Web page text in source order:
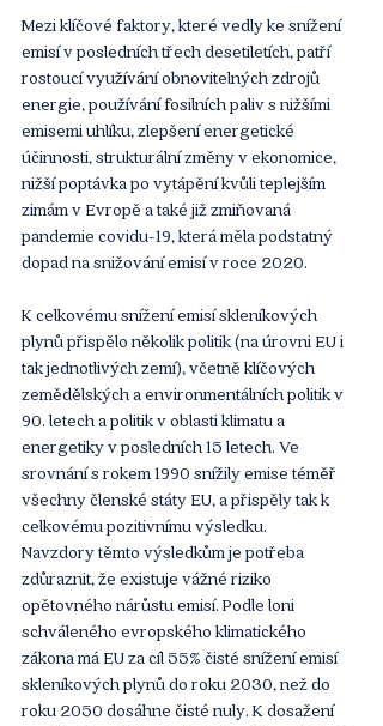
Mezi klíčové faktory, které vedly ke snížení
emisí v posledních třech desetiletích, patří
rostoucí využívání obnovitelných zdrojů
energie, používání fosilních paliv s nižšími
emisemi uhlíku, zlepšení energetické
účinnosti, strukturální změny v ekonomice,
nižší poptávka po vytápění kvůli teplejším
zimám v Evropě a také již zmiňovaná
pandemie covidu-19, která měla podstatný
dopad na snižování emisí v roce 2020.
K celkovému snížení emisí skleníkových
plynů přispělo několik politik (na úrovni EU i
tak jednotlivých zemí), včetně klíčových
zemědělských a environmentálních politik v
90. letech a politik v oblasti klimatu a
energetiky v posledních 15 letech. Ve
srovnání s rokem 1990 snížily emise téměř
všechny členské státy EU, a přispěly tak k
celkovému pozitivnímu výsledku.
Navzdory těmto výsledkům je potřeba
zdůraznit, že existuje vážné riziko
opětovného nárůstu emisí. Podle loni
schváleného evropského klimatického
zákona má EU za cíl 55% čisté snížení emisí
skleníkových plynů do roku 2030, než do
roku 2050 dosáhne čisté nuly. K dosažení